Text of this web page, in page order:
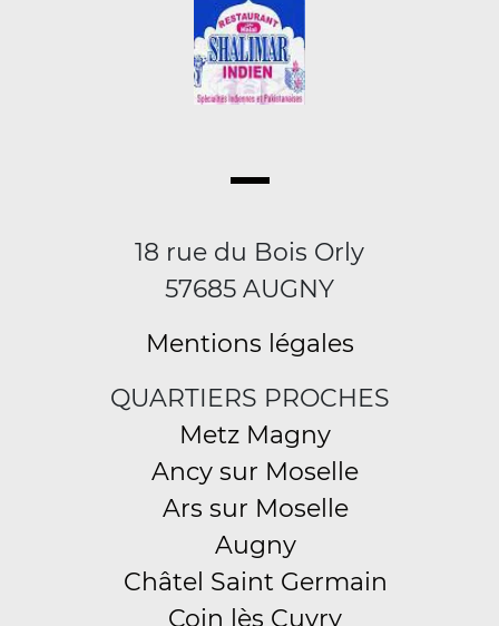
18 rue du Bois Orly
57685 AUGNY
Mentions légales
QUARTIERS PROCHES
Metz Magny
Ancy sur Moselle
Ars sur Moselle
Augny
Châtel Saint Germain
Coin lès Cuvry